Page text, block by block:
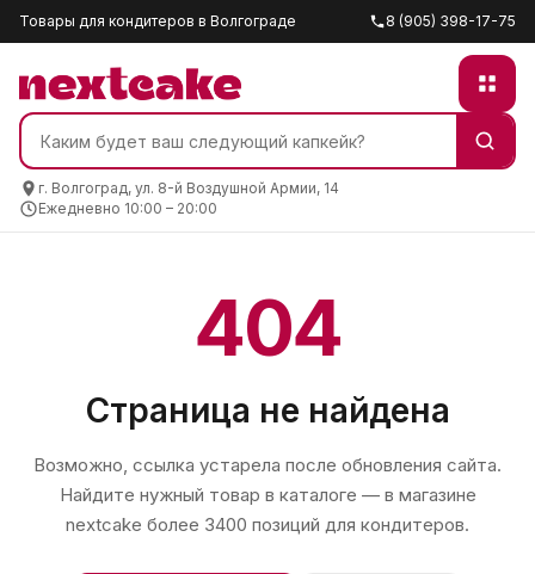
Товары для кондитеров в Волгограде 8 (905) 398-17-75
г. Волгоград, ул. 8-й Воздушной Армии, 14
Ежедневно 10:00 – 20:00
404
Страница не найдена
Возможно, ссылка устарела после обновления сайта.
Найдите нужный товар в каталоге — в магазине
nextcake более 3400 позиций для кондитеров.